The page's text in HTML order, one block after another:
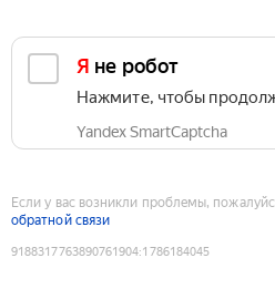
Я не робот
Нажмите, чтобы
Yandex SmartCaptcha
Если у вас возникли проблемы,
обратной связи
9188317763890761904:1786184045